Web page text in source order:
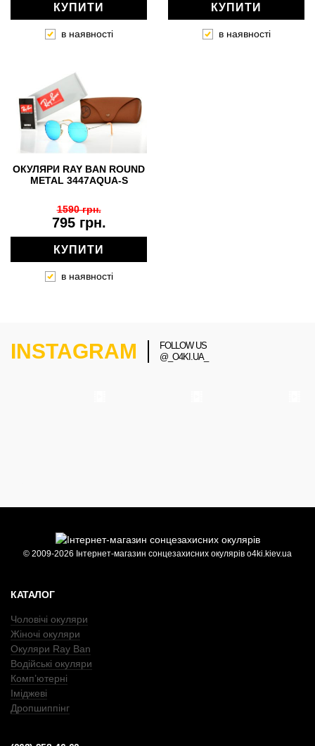
КУПИТИ
в наявності
КУПИТИ
в наявності
ОКУЛЯРИ RAY BAN ROUND
METAL 3447AQUA-S
795 грн.
1590 грн.
КУПИТИ
в наявності
INSTAGRAM
FOLLOW US
@_O4KI.UA_
© 2009-2026 Інтернет-магазин сонцезахисних окулярів o4ki.kiev.ua
КАТАЛОГ
Чоловічі окуляри
Жіночі окуляри
Окуляри Ray Ban
Водійські окуляри
Комп’ютерні
Іміджеві
Дропшиппінг